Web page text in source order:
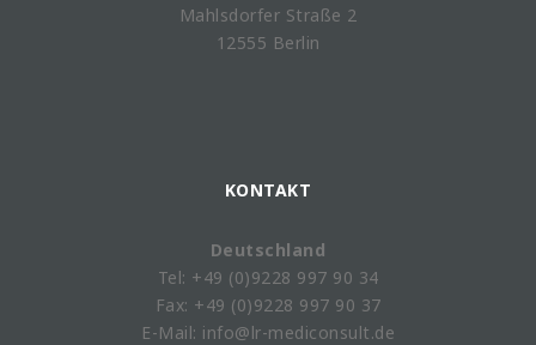
Mahlsdorfer Straße 2
12555 Berlin
KONTAKT
Deutschland
Tel: +49 (0)9228 997 90 34
Fax: +49 (0)9228 997 90 37
E-Mail: info@lr-mediconsult.de